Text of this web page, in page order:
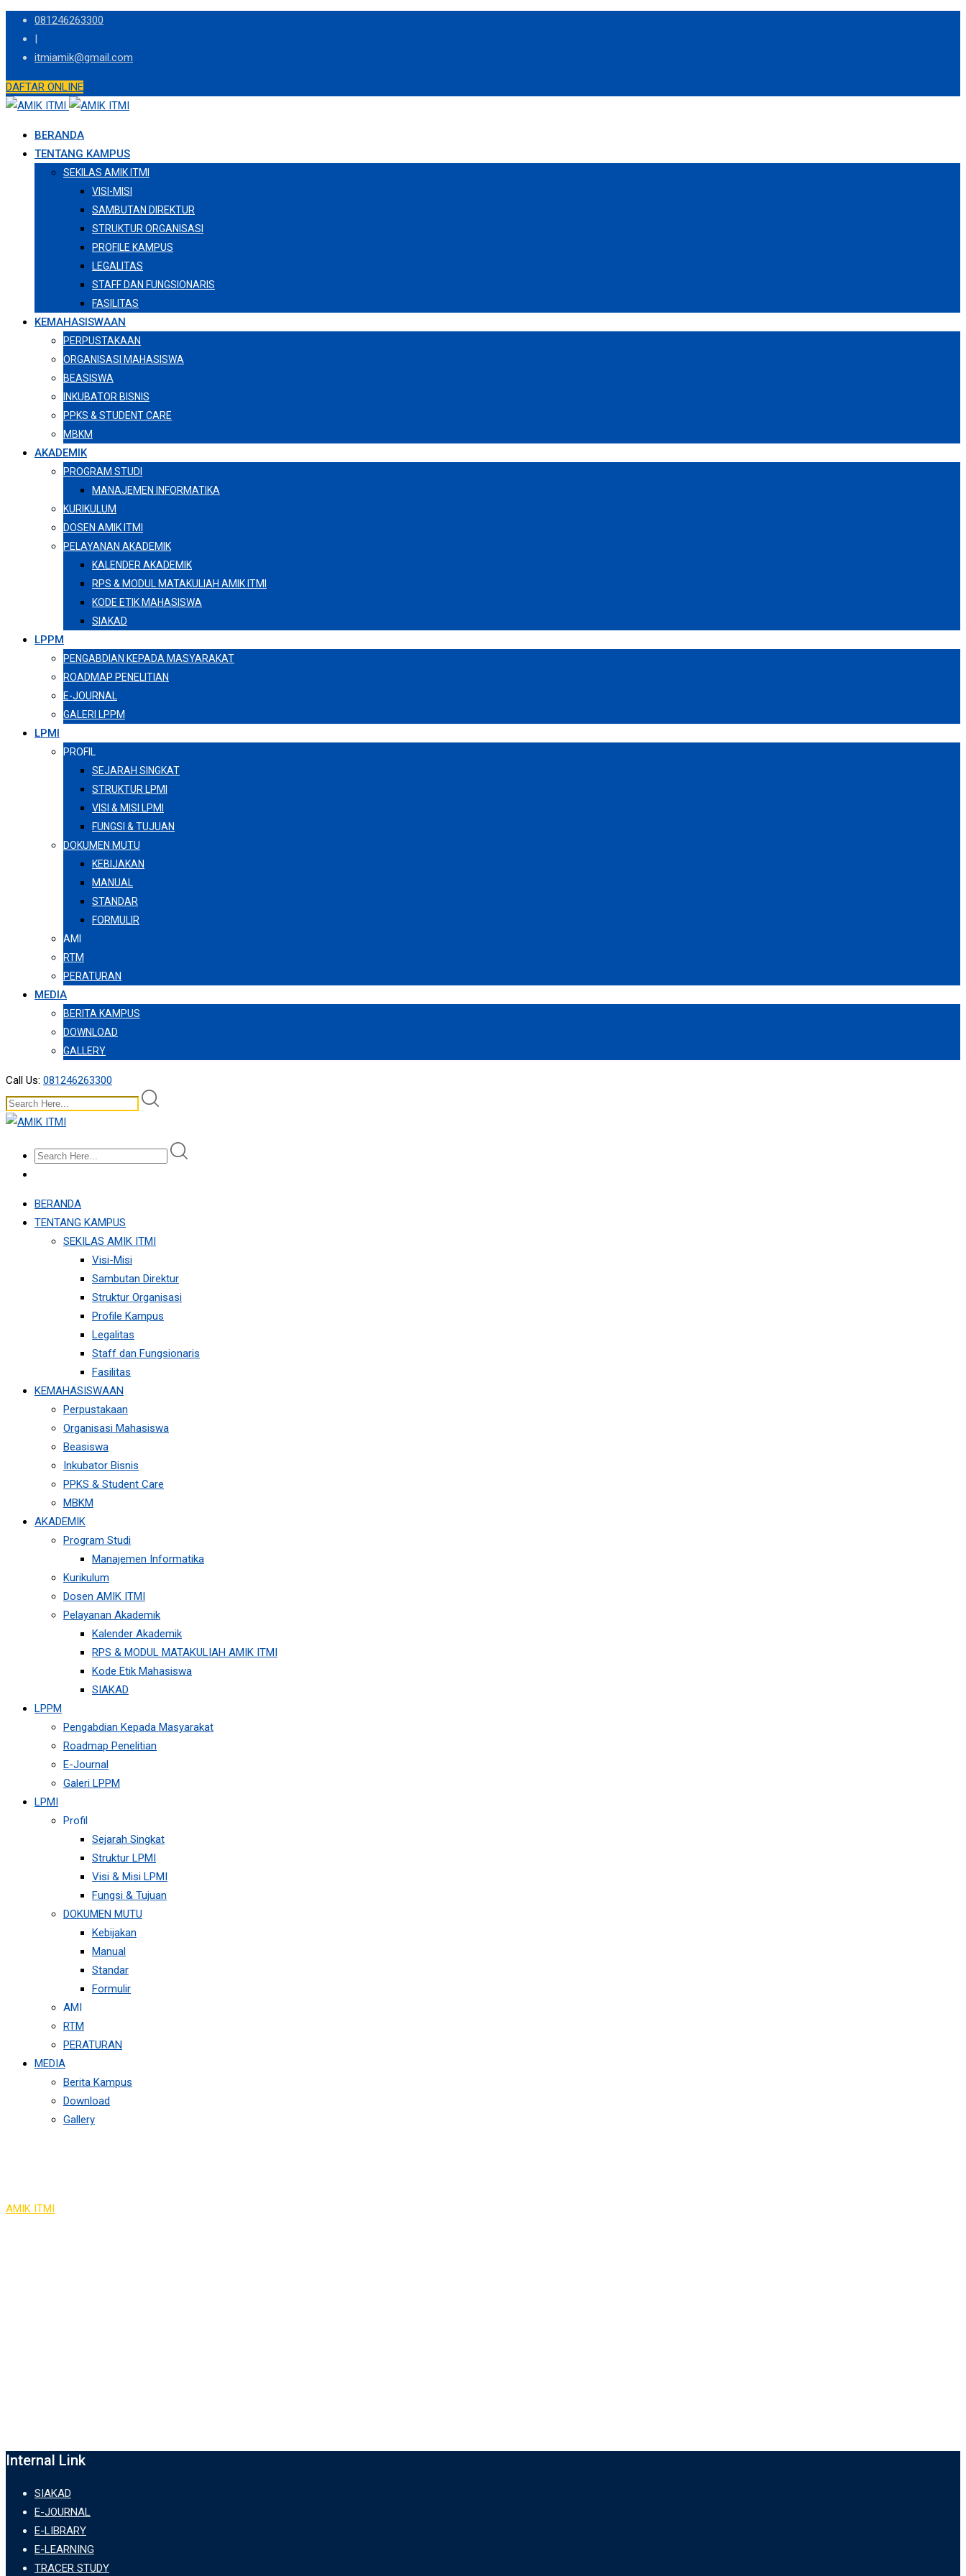
Skip
content
081246263300
|
itmiamik@gmail.com
DAFTAR ONLINE
BERANDA
TENTANG KAMPUS
SEKILAS AMIK ITMI
VISI-MISI
SAMBUTAN DIREKTUR
STRUKTUR ORGANISASI
PROFILE KAMPUS
LEGALITAS
STAFF DAN FUNGSIONARIS
FASILITAS
KEMAHASISWAAN
PERPUSTAKAAN
ORGANISASI MAHASISWA
BEASISWA
INKUBATOR BISNIS
PPKS & STUDENT CARE
MBKM
AKADEMIK
PROGRAM STUDI
MANAJEMEN INFORMATIKA
KURIKULUM
DOSEN AMIK ITMI
PELAYANAN AKADEMIK
KALENDER AKADEMIK
RPS & MODUL MATAKULIAH AMIK ITMI
KODE ETIK MAHASISWA
SIAKAD
LPPM
PENGABDIAN KEPADA MASYARAKAT
ROADMAP PENELITIAN
E-JOURNAL
GALERI LPPM
LPMI
PROFIL
SEJARAH SINGKAT
STRUKTUR LPMI
VISI & MISI LPMI
FUNGSI & TUJUAN
DOKUMEN MUTU
KEBIJAKAN
MANUAL
STANDAR
FORMULIR
AMI
RTM
PERATURAN
MEDIA
BERITA KAMPUS
DOWNLOAD
GALLERY
Call Us: 081246263300
BERANDA
TENTANG KAMPUS
SEKILAS AMIK ITMI
Visi-Misi
Sambutan Direktur
Struktur Organisasi
Profile Kampus
Legalitas
Staff dan Fungsionaris
Fasilitas
KEMAHASISWAAN
Perpustakaan
Organisasi Mahasiswa
Beasiswa
Inkubator Bisnis
PPKS & Student Care
MBKM
AKADEMIK
Program Studi
Manajemen Informatika
Kurikulum
Dosen AMIK ITMI
Pelayanan Akademik
Kalender Akademik
RPS & MODUL MATAKULIAH AMIK ITMI
Kode Etik Mahasiswa
SIAKAD
LPPM
Pengabdian Kepada Masyarakat
Roadmap Penelitian
E-Journal
Galeri LPPM
LPMI
Profil
Sejarah Singkat
Struktur LPMI
Visi & Misi LPMI
Fungsi & Tujuan
DOKUMEN MUTU
Kebijakan
Manual
Standar
Formulir
AMI
RTM
PERATURAN
MEDIA
Berita Kampus
Download
Gallery
AMIK ITMI
Internal Link
SIAKAD
E-JOURNAL
E-LIBRARY
E-LEARNING
TRACER STUDY